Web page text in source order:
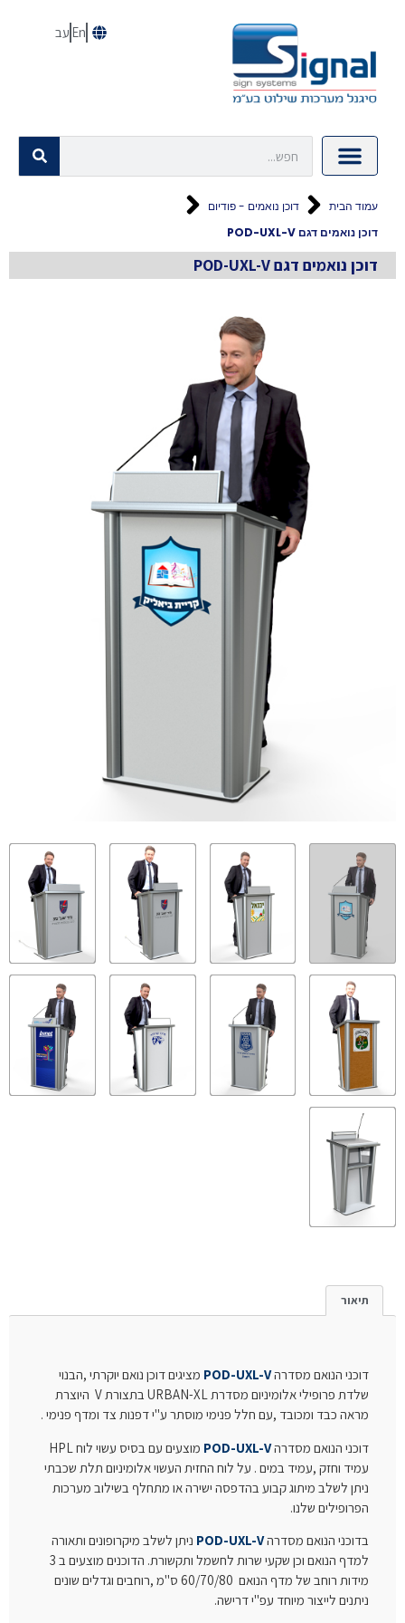
En עב
עמוד הבית
דוכן נואמים - פודיום
דוכן נואמים דגם POD-UXL-V
דוכן נואמים דגם POD-UXL-V
תיאור
דוכני הנואם מסדרהPOD-UXL-V מציגים דוכן נואם יוקרתי ,הבנוי
שלדת פרופילי אלומיניום מסדרת URBAN-XL בתצורת V היוצרת
מראה כבד ומכובד ,עם חלל פנימי מוסתר ע"י דפנות צד ומדף פנימי .
דוכני הנואם מסדרהPOD-UXL-V מוצעים עם בסיס
עשוי לוח HPL
עמיד וחזק ,עמיד במים . על לוח החזית העשוי אלומיניום תלת שכבתי
ניתן לשלב מיתוג קבוע בהדפסה ישירה או מתחלף בשילוב מערכות
הפרופילים שלנו.
בדוכני הנואם מסדרהPOD-UXL-V ניתן לשלב מיקרופונים ותאורה
למדף הנואם וכן שקעי שרות לחשמל ותקשורת. הדוכנים מוצעים ב 3
מידות רוחב של מדף הנואם 60/70/80 ס"מ ,רוחבים וגדלים שונים
ניתנים לייצור מיוחד עפ"י דרישה.